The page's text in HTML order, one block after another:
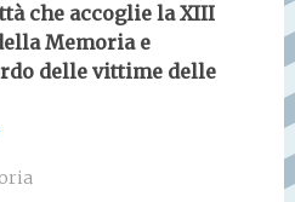
che accoglie la XIII
Memoria e
delle vittime delle